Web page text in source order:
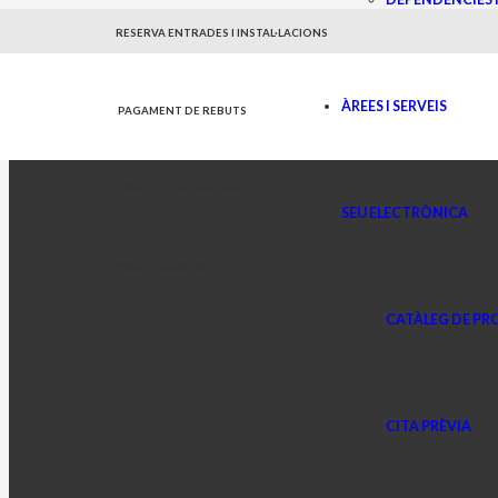
RESERVA ENTRADES I INSTAL·LACIONS
PAGAMENT DE REBUTS ÀREES I SERVEIS
SEU ELECTRÒNICA
CATÀLEG DE
CITA PRÈVIA